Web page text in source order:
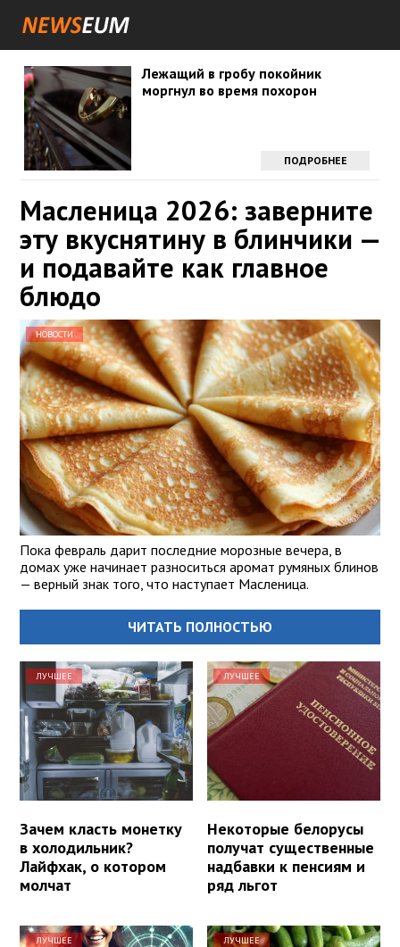
Лежащий в гробу покойник
моргнул во время похорон
ПОДРОБНЕЕ
Масленица 2026: заверните
эту вкуснятину в блинчики —
и подавайте как главное
блюдо
НОВОСТИ
Пока февраль дарит последние морозные вечера, в
домах уже начинает разноситься аромат румяных блинов
— верный знак того, что наступает Масленица.
ЧИТАТЬ ПОЛНОСТЬЮ
ЛУЧШЕЕ
Зачем класть монетку
в холодильник?
Лайфхак, о котором
молчат
ЛУЧШЕЕ
Некоторые белорусы
получат существенные
надбавки к пенсиям и
ряд льгот
ЛУЧШЕЕ ЛУЧШЕЕ